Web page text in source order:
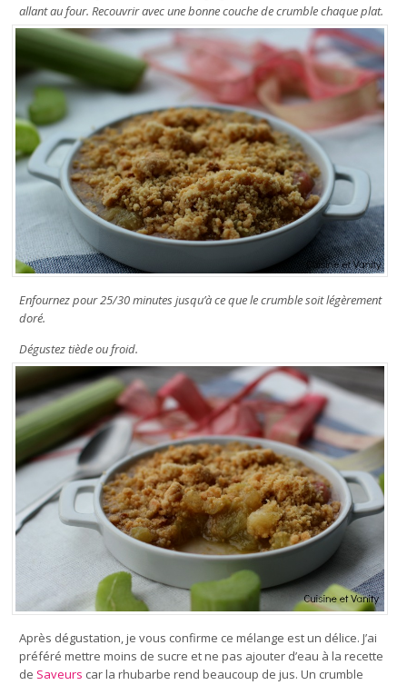
allant au four. Recouvrir avec une bonne couche de crumble chaque plat.
Enfournez pour 25/30 minutes jusqu’à ce que le crumble soit légèrement
doré.
Dégustez tiède ou froid.
Après dégustation, je vous confirme ce mélange est un délice. J’ai
préféré mettre moins de sucre et ne pas ajouter d’eau à la recette
de Saveurs car la rhubarbe rend beaucoup de jus. Un crumble